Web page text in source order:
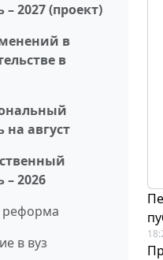
2027 (проект)
в
в
на август
– 2026
реформа
в вуз